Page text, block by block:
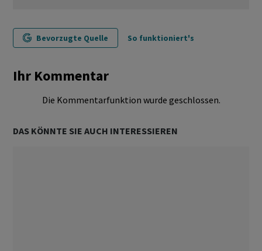
Bevorzugte Quelle So funktioniert's
Ihr Kommentar
Die Kommentarfunktion wurde geschlossen.
DAS KÖNNTE SIE AUCH INTERESSIEREN